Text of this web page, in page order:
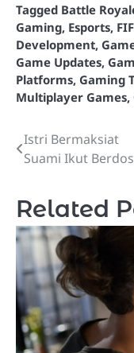
Tagged Battle
Gaming, Esports,
Development,
Game Updates,
Platforms, Gaming
Multiplayer Games,
Post
Istri Bermaksiat
Suami Ikut
Related